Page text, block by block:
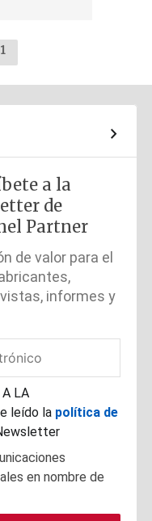
a la
de
Partner
de valor para el
informes y
LA
leído la política de
en nombre de